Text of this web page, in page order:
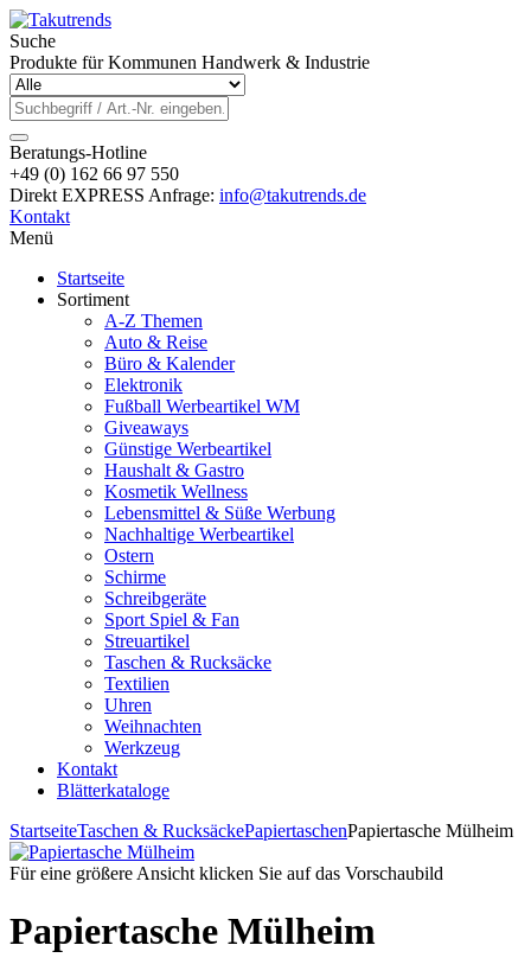
Suche
Produkte für Kommunen Handwerk & Industrie
Beratungs-Hotline
+49 (0) 162 66 97 550
Direkt EXPRESS Anfrage: info@takutrends.de
Kontakt
Menü
Startseite
Sortiment
A-Z Themen
Auto & Reise
Büro & Kalender
Elektronik
Fußball Werbeartikel WM
Giveaways
Günstige Werbeartikel
Haushalt & Gastro
Kosmetik Wellness
Lebensmittel & Süße Werbung
Nachhaltige Werbeartikel
Ostern
Schirme
Schreibgeräte
Sport Spiel & Fan
Streuartikel
Taschen & Rucksäcke
Textilien
Uhren
Weihnachten
Werkzeug
Kontakt
Blätterkataloge
StartseiteTaschen & RucksäckePapiertaschenPapiertasche Mülheim
Für eine größere Ansicht klicken Sie auf das Vorschaubild
Papiertasche Mülheim